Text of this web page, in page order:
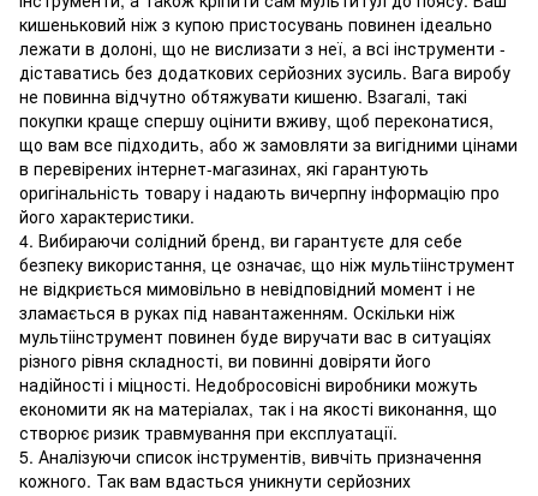
кишеньковий ніж з купою пристосувань повинен ідеально
лежати в долоні, що не вислизати з неї, а всі інструменти -
діставатись без додаткових серйозних зусиль. Вага виробу
не повинна відчутно обтяжувати кишеню. Взагалі, такі
покупки краще спершу оцінити вживу, щоб переконатися,
що вам все підходить, або ж замовляти за вигідними цінами
в перевірених інтернет-магазинах, які гарантують
оригінальність товару і надають вичерпну інформацію про
його характеристики.
4. Вибираючи солідний бренд, ви гарантуєте для себе
безпеку використання, це означає, що ніж мультіінструмент
не відкриється мимовільно в невідповідний момент і не
зламається в руках під навантаженням. Оскільки ніж
мультіінструмент повинен буде виручати вас в ситуаціях
різного рівня складності, ви повинні довіряти його
надійності і міцності. Недобросовісні виробники можуть
економити як на матеріалах, так і на якості виконання, що
створює ризик травмування при експлуатації.
5. Аналізуючи список інструментів, вивчіть призначення
кожного. Так вам вдасться уникнути серйозних